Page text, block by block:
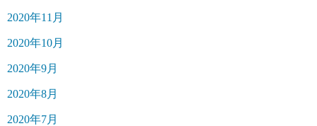
2020年11月
2020年10月
2020年9月
2020年8月
2020年7月